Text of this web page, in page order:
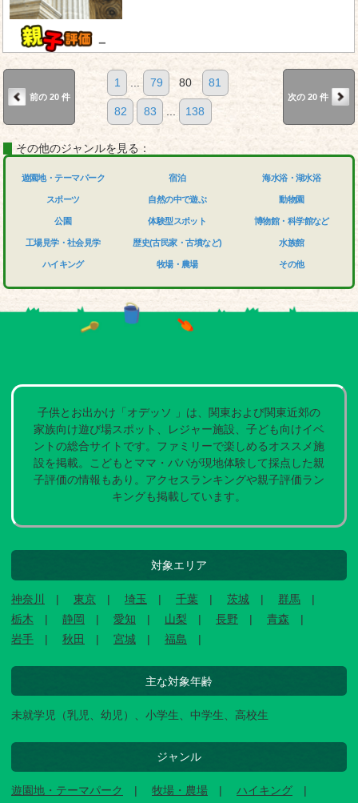
－
前の 20 件
1 ... 79 80 81
82 83 ... 138
次の 20 件
その他のジャンルを見る：
遊園地・テーマパーク
スポーツ
公園
工場見学・社会見学
ハイキング
宿泊
自然の中で遊ぶ
体験型スポット
歴史(古民家・古墳など)
牧場・農場
海水浴・湖水浴
動物園
博物館・科学館など
水族館
その他
子供とお出かけ「オデッソ 」は、関東および関東近郊の
家族向け遊び場スポット、レジャー施設、子ども向けイベ
ントの総合サイトです。ファミリーで楽しめるオススメ施
設を掲載。こどもとママ・パパが現地体験して採点した親
子評価の情報もあり。アクセスランキングや親子評価ラン
キングも掲載しています。
対象エリア
神奈川 東京 埼玉 千葉 茨城
群馬
栃木
静岡 愛知 山梨 長野
青森
岩手
秋田 宮城 福島
主な対象年齢
未就学児（乳児、幼児）、小学生、中学生、高校生
ジャンル
遊園地・テーマパーク 牧場・農場
ハイキング